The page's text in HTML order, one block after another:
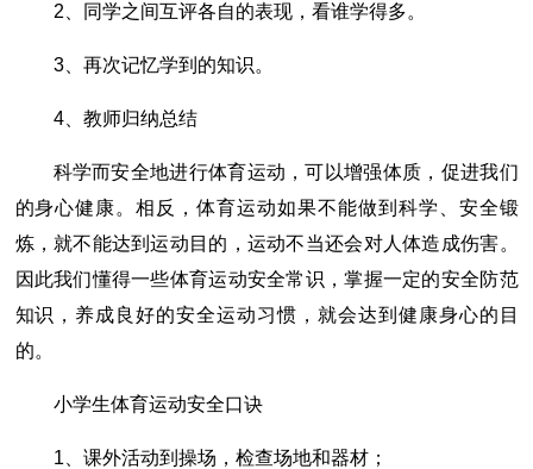
2、同学之间互评各自的表现，看谁学得多。
3、再次记忆学到的知识。
4、教师归纳总结
科学而安全地进行体育运动，可以增强体质，促进我们
的身心健康。相反，体育运动如果不能做到科学、安全锻
炼，就不能达到运动目的，运动不当还会对人体造成伤害。
因此我们懂得一些体育运动安全常识，掌握一定的安全防范
知识，养成良好的安全运动习惯，就会达到健康身心的目
的。
小学生体育运动安全口诀
1、课外活动到操场，检查场地和器材；